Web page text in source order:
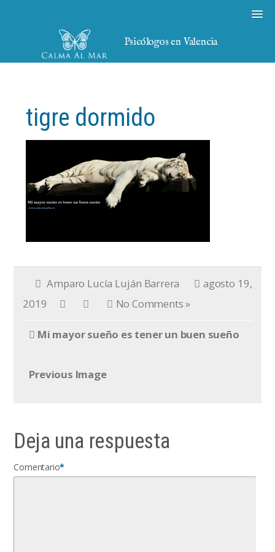
Psicólogos en Valencia
tigre dormido
Amparo Lucía Luján Barrera
agosto 19,
2019
No Comments »
Mi mayor sueño es tener un buen sueño
Previous Image
Deja una respuesta
Comentario*